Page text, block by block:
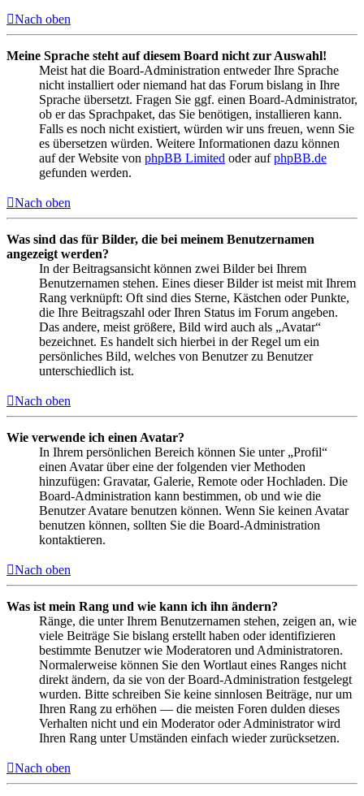
Nach oben
Meine Sprache steht auf diesem Board nicht zur Auswahl!
Meist hat die Board-Administration entweder Ihre Sprache
nicht installiert oder niemand hat das Forum bislang in Ihre
Sprache übersetzt. Fragen Sie ggf. einen Board-Administrator,
ob er das Sprachpaket, das Sie benötigen, installieren kann.
Falls es noch nicht existiert, würden wir uns freuen, wenn Sie
es übersetzen würden. Weitere Informationen dazu können
auf der Website von phpBB Limited oder aufphpBB.de
gefunden werden.
Nach oben
Was sind das für Bilder, die bei meinem Benutzernamen
angezeigt werden?
In der Beitragsansicht können zwei Bilder bei Ihrem
Benutzernamen stehen. Eines dieser Bilder ist meist mit Ihrem
Rang verknüpft: Oft sind dies Sterne, Kästchen oder Punkte,
die Ihre Beitragszahl oder Ihren Status im Forum angeben.
Das andere, meist größere, Bild wird auch als „Avatar“
bezeichnet. Es handelt sich hierbei in der Regel um ein
persönliches Bild, welches von Benutzer zu Benutzer
unterschiedlich ist.
Nach oben
Wie verwende ich einen Avatar?
In Ihrem persönlichen Bereich können Sie unter „Profil“
einen Avatar über eine der folgenden vier Methoden
hinzufügen: Gravatar, Galerie, Remote oder Hochladen. Die
Board-Administration kann bestimmen, ob und wie die
Benutzer Avatare benutzen können. Wenn Sie keinen Avatar
benutzen können, sollten Sie die Board-Administration
kontaktieren.
Nach oben
Was ist mein Rang und wie kann ich ihn ändern?
Ränge, die unter Ihrem Benutzernamen stehen, zeigen an, wie
viele Beiträge Sie bislang erstellt haben oder identifizieren
bestimmte Benutzer wie Moderatoren und Administratoren.
Normalerweise können Sie den Wortlaut eines Ranges nicht
direkt ändern, da sie von der Board-Administration festgelegt
wurden. Bitte schreiben Sie keine sinnlosen Beiträge, nur um
Ihren Rang zu erhöhen — die meisten Foren dulden dieses
Verhalten nicht und ein Moderator oder Administrator wird
Ihren Rang unter Umständen einfach wieder zurücksetzen.
Nach oben